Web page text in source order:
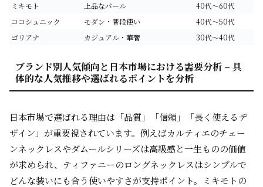
ミキモト
上品なパール
40代～60代
ココシュニック
モダン・普段使い
40代～50代
ゴリアナ
カジュアル・華奢 30代～40代
ブランド別人気傾向と日本市場における需要分析 – 具
体的な人気推移や選ばれるポイントを分析
日本市場で選ばれる理由は「品質」「信頼」「長く使えるデ
ザイン」が重要視されています。例えばカルティエのチェー
ンネックレスやダムールシリーズは高級感と一生ものの価値
が求められ、ティファニーのロングネックレスはシンプルで
どんな装いにも合う使いやすさが支持ポイント。ミキモトの